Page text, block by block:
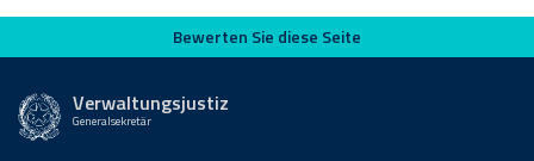
Bewerten Sie diese Seite
Bewerten Sie diese Seite
Verwaltungsjustiz
Generalsekretär